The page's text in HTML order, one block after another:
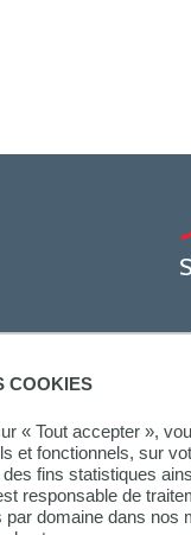
COOKIES
« Tout accepter »,
et fonctionnels, sur
fins statistiques
responsable de
par domaine dans nos